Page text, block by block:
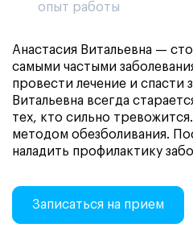
опыт работы
Анастасия Витальевна —
самыми частыми
провести лечение и спасти
Витальевна всегда
тех, кто сильно
методом обезболивания.
наладить профилактику
Записаться на прием